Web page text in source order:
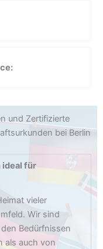
und Zertifizierte
bei Berlin
ideal für
vieler
Wir sind
Bedürfnissen
als auch von